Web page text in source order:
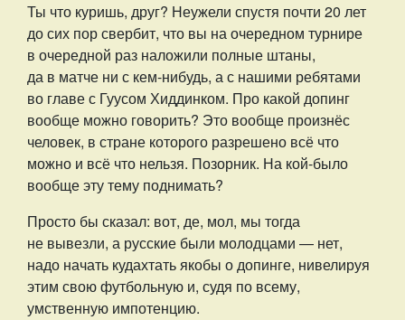
Ты что куришь, друг? Неужели спустя почти 20 лет
до сих пор свербит, что вы на очередном турнире
в очередной раз наложили полные штаны,
да в матче ни с кем-нибудь, а с нашими ребятами
во главе с Гуусом Хиддинком. Про какой допинг
вообще можно говорить? Это вообще произнёс
человек, в стране которого разрешено всё что
можно и всё что нельзя. Позорник. На кой-было
вообще эту тему поднимать?
Просто бы сказал: вот, де, мол, мы тогда
не вывезли, а русские были молодцами — нет,
надо начать кудахтать якобы о допинге, нивелируя
этим свою футбольную и, судя по всему,
умственную импотенцию.